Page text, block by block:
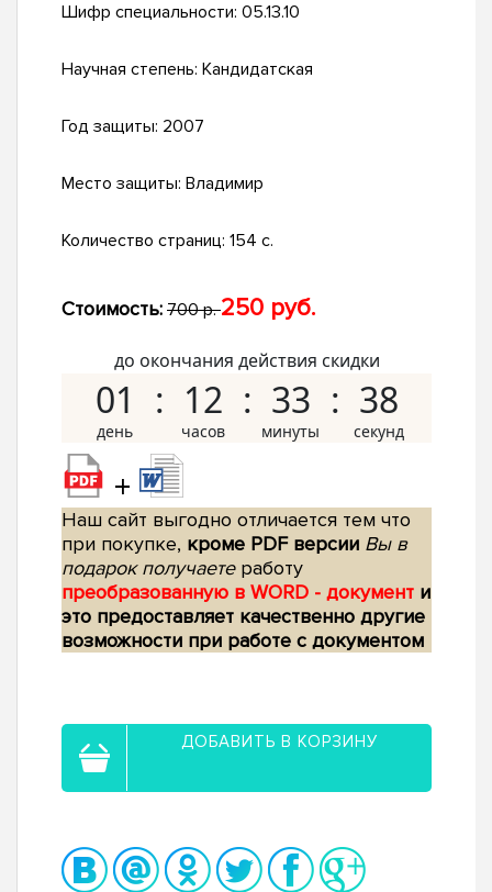
Шифр специальности: 05.13.10
Научная степень: Кандидатская
Год защиты: 2007
Место защиты: Владимир
Количество страниц: 154 с.
Стоимость: 700 р.250 руб.
до окончания действия скидки
01 12 33 37
+
Наш сайт выгодно отличается тем что
при покупке, кроме PDF версии Вы в
подарок получаетеработу
преобразованную в WORD - документ и
это предоставляет качественно другие
возможности при работе с документом
ДОБАВИТЬ В КОРЗИНУ